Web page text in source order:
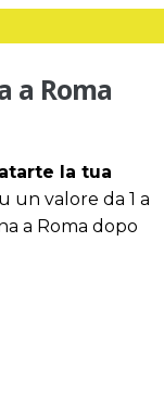
a Roma
la tua
un valore da 1 a
a Roma dopo